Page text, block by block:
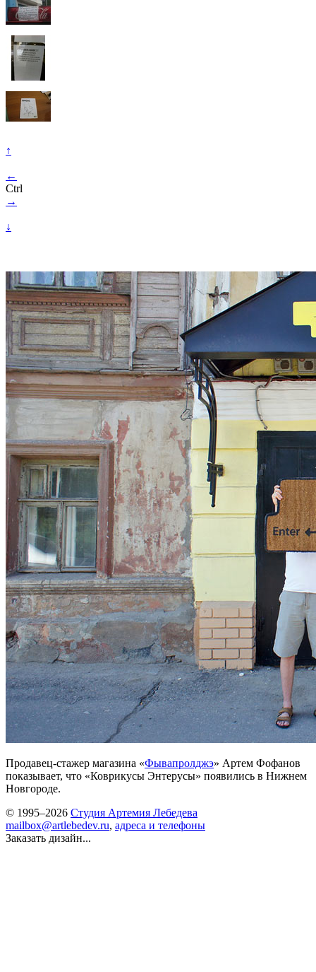
↑
←
Ctrl
→
↓
Продавец-стажер магазина «Фывапролджэ» Артем Фофанов
показывает, что «Коврикусы Энтерусы» появились в Нижнем
Новгороде.
© 1995–2026 Студия Артемия Лебедева
mailbox@artlebedev.ru, адреса и телефоны
Заказать дизайн...